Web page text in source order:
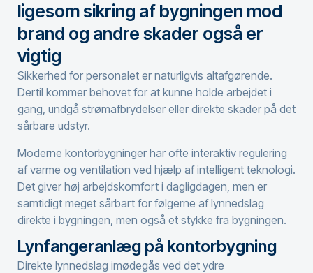
ligesom sikring af bygningen mod
brand og andre skader også er
vigtig
Sikkerhed for personalet er naturligvis altafgørende.
Dertil kommer behovet for at kunne holde arbejdet i
gang, undgå strømafbrydelser eller direkte skader på det
sårbare udstyr.
Moderne kontorbygninger har ofte interaktiv regulering
af varme og ventilation ved hjælp af intelligent teknologi.
Det giver høj arbejdskomfort i dagligdagen, men er
samtidigt meget sårbart for følgerne af lynnedslag
direkte i bygningen, men også et stykke fra bygningen.
Lynfangeranlæg på kontorbygning
Direkte lynnedslag imødegås ved det ydre